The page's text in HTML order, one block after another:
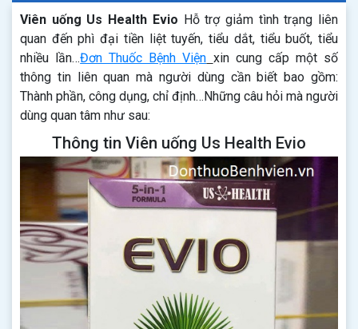
Viên uống Us Health Evio Hỗ trợ giảm tình trạng liên
quan đến phì đại tiền liệt tuyến, tiểu dắt, tiểu buốt, tiểu
nhiều lần…Đơn Thuốc Bệnh Viện xin cung cấp một số
thông tin liên quan mà người dùng cần biết bao gồm:
Thành phần, công dụng, chỉ định…Những câu hỏi mà người
dùng quan tâm như sau:
Thông tin Viên uống Us Health Evio